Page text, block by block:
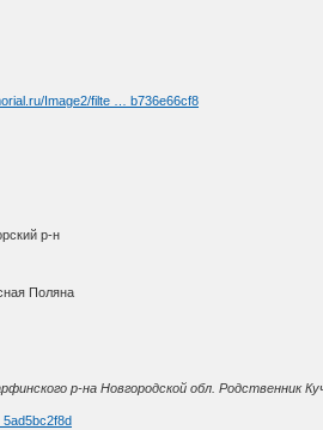
Image2/filte … b736e66cf8
р-н
Поляна
р-на Новгородской обл. Родственник